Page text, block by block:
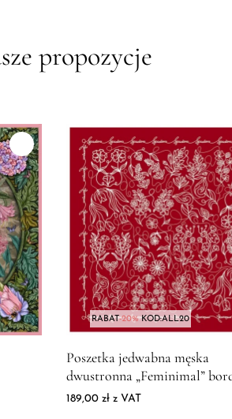
propozycje
RABAT-20%KOD:ALL20
Poszetka jedwabna męska
dwustronna „Feminimal”
189,00 zł z VAT